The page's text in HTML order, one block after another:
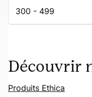
300 - 499
Découvrir
Produits Ethica